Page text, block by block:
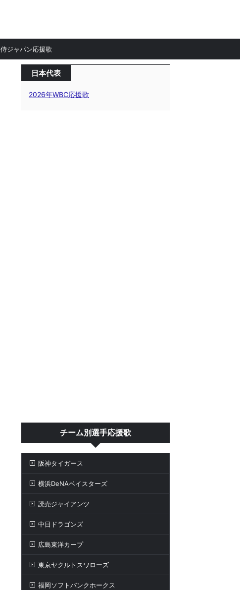
侍ジャパン応援歌
日本代表
2026年WBC応援歌
チーム別選手応援歌
阪神タイガース
横浜DeNAベイスターズ
読売ジャイアンツ
中日ドラゴンズ
広島東洋カープ
東京ヤクルトスワローズ
福岡ソフトバンクホークス